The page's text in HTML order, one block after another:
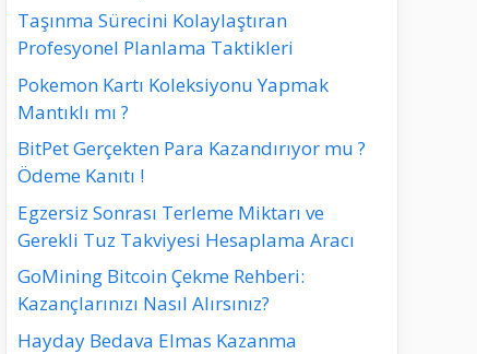
Taşınma Sürecini Kolaylaştıran
Profesyonel Planlama Taktikleri
Pokemon Kartı Koleksiyonu Yapmak
Mantıklı mı ?
BitPet Gerçekten Para Kazandırıyor mu ?
Ödeme Kanıtı !
Egzersiz Sonrası Terleme Miktarı ve
Gerekli Tuz Takviyesi Hesaplama Aracı
GoMining Bitcoin Çekme Rehberi:
Kazançlarınızı Nasıl Alırsınız?
Hayday Bedava Elmas Kazanma